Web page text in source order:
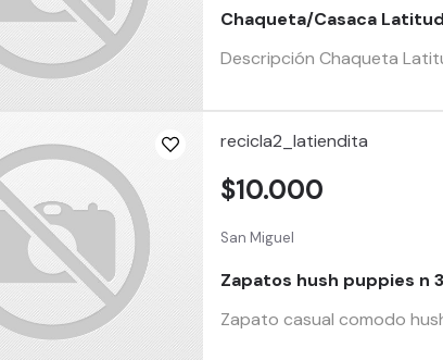
Chaqueta/Casaca
Descripción Chaqueta
recicla2_latiendita
San Miguel
Zapatos hush puppies n
Zapato casual comodo
$10.000